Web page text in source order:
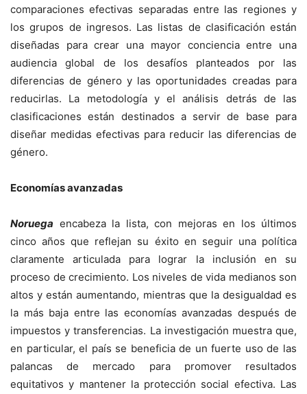
comparaciones efectivas separadas entre las regiones y
los grupos de ingresos. Las listas de clasificación están
diseñadas para crear una mayor conciencia entre una
audiencia global de los desafíos planteados por las
diferencias de género y las oportunidades creadas para
reducirlas. La metodología y el análisis detrás de las
clasificaciones están destinados a servir de base para
diseñar medidas efectivas para reducir las diferencias de
género.
Economías avanzadas
Noruega encabeza la lista, con mejoras en los últimos
cinco años que reflejan su éxito en seguir una política
claramente articulada para lograr la inclusión en su
proceso de crecimiento. Los niveles de vida medianos son
altos y están aumentando, mientras que la desigualdad es
la más baja entre las economías avanzadas después de
impuestos y transferencias. La investigación muestra que,
en particular, el país se beneficia de un fuerte uso de las
palancas de mercado para promover resultados
equitativos y mantener la protección social efectiva. Las